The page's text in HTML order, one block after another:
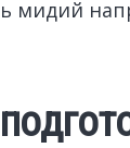
мидий